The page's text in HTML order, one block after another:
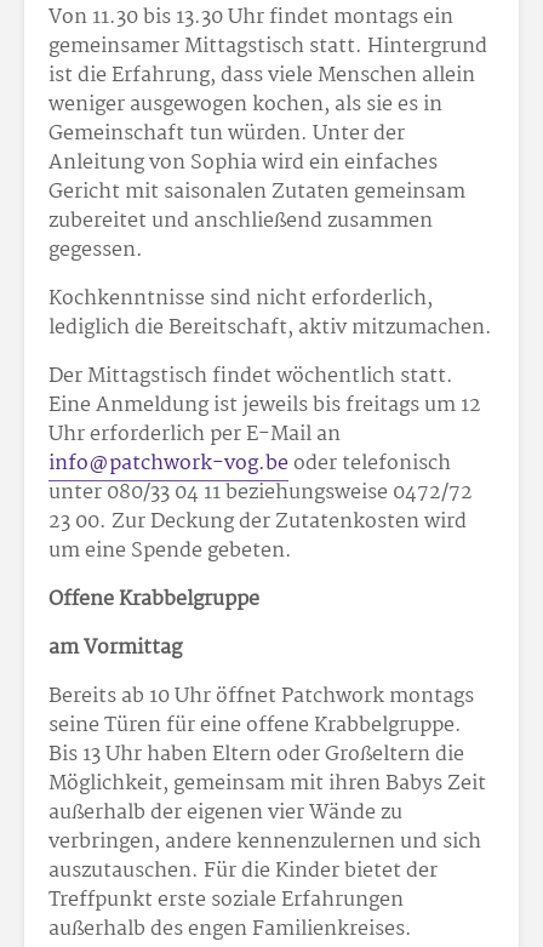
Von 11.30 bis 13.30 Uhr findet montags ein
gemeinsamer Mittagstisch statt. Hintergrund
ist die Erfahrung, dass viele Menschen allein
weniger ausgewogen kochen, als sie es in
Gemeinschaft tun würden. Unter der
Anleitung von Sophia wird ein einfaches
Gericht mit saisonalen Zutaten gemeinsam
zubereitet und anschließend zusammen
gegessen.
Kochkenntnisse sind nicht erforderlich,
lediglich die Bereitschaft, aktiv mitzumachen.
Der Mittagstisch findet wöchentlich statt.
Eine Anmeldung ist jeweils bis freitags um 12
Uhr erforderlich per E-Mail an
info@patchwork-vog.beoder telefonisch
unter 080/33 04 11 beziehungsweise 0472/72
23 00. Zur Deckung der Zutatenkosten wird
um eine Spende gebeten.
Offene Krabbelgruppe
am Vormittag
Bereits ab 10 Uhr öffnet Patchwork montags
seine Türen für eine offene Krabbelgruppe.
Bis 13 Uhr haben Eltern oder Großeltern die
Möglichkeit, gemeinsam mit ihren Babys Zeit
außerhalb der eigenen vier Wände zu
verbringen, andere kennenzulernen und sich
auszutauschen. Für die Kinder bietet der
Treffpunkt erste soziale Erfahrungen
außerhalb des engen Familienkreises.